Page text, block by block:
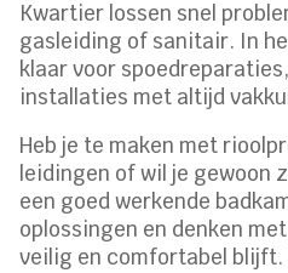
Kwartier lossen snel
gasleiding of sanitair. In
klaar voor
installaties met altijd
Heb je te maken met
leidingen of wil je gewoon
een goed werkende
oplossingen en denken
veilig en comfortabel blijft.